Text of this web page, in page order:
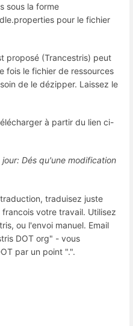
sous la forme
pour le fichier
proposé (Trancestris) peut
fois le fichier de ressources
de le dézipper. Laissez le
à partir du lien ci-
jour: Dés qu'une modification
traduisez juste
votre travail. Utilisez
ou l'envoi manuel. Email
DOT org" - vous
par un point ".".